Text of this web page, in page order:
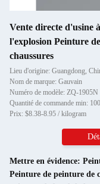
Vente directe d'usine
l'explosion Peinture
chaussures
Lieu d'origine: Guangdong,
Nom de marque: Gauvain
Numéro de modèle: ZQ-1905N
Quantité de commande min:
Prix: $8.38-8.95 / kilogram
Mettre en évidence:
Peinture de peinture de